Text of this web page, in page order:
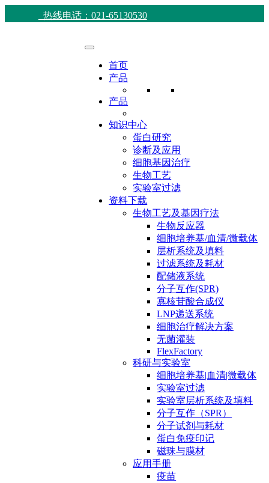
热线电话：021-65130530
首页
产品
产品
知识中心
蛋白研究
诊断及应用
细胞基因治疗
生物工艺
实验室过滤
资料下载
生物工艺及基因疗法
生物反应器
细胞培养基/血清/微载体
层析系统及填料
过滤系统及耗材
配储液系统
分子互作(SPR)
寡核苷酸合成仪
LNP递送系统
细胞治疗解决方案
无菌灌装
FlexFactory
科研与实验室
细胞培养基|血清|微载体
实验室过滤
实验室层析系统及填料
分子互作（SPR）
分子试剂与耗材
蛋白免疫印记
磁珠与膜材
应用手册
疫苗